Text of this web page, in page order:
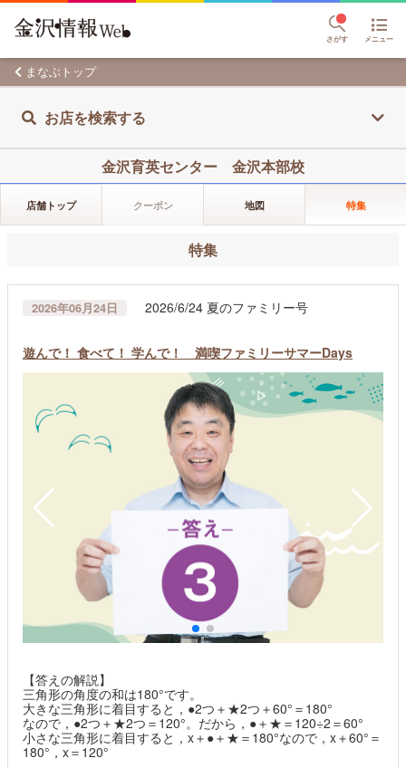
さがす メニュー
まなぶトップ
お店を検索する
金沢育英センター 金沢本部校
店舗トップ クーポン 地図 特集
特集
2026年06月24日 2026/6/24 夏のファミリー号
遊んで！ 食べて！ 学んで！ 満喫ファミリーサマーDays
【答えの解説】
三角形の角度の和は180°です。
大きな三角形に着目すると，●2つ＋★2つ＋60°＝180°
なので，●2つ＋★2つ＝120°。だから，●＋★＝120÷2＝60°
小さな三角形に着目すると，x＋●＋★＝180°なので，x＋60°＝
180°，x＝120°